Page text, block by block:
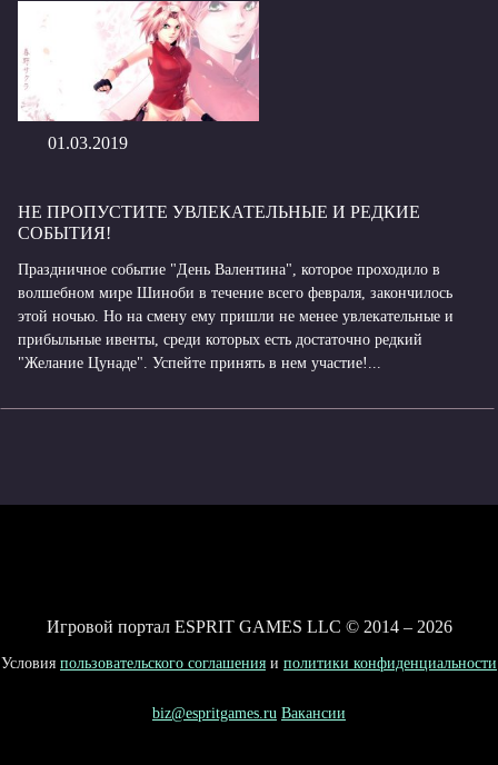
01.03.2019
НЕ ПРОПУСТИТЕ УВЛЕКАТЕЛЬНЫЕ И РЕДКИЕ
СОБЫТИЯ!
Праздничное событие "День Валентина", которое проходило в
волшебном мире Шиноби в течение всего февраля, закончилось
этой ночью. Но на смену ему пришли не менее увлекательные и
прибыльные ивенты, среди которых есть достаточно редкий
"Желание Цунаде". Успейте принять в нем участие!...
Игровой портал ESPRIT GAMES LLC © 2014 – 2026
Условия пользовательского соглашения и политики конфиденциальности
biz@espritgames.ru Вакансии